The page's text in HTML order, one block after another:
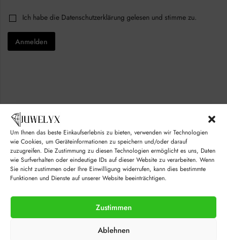
Um Ihnen das beste Einkaufserlebnis zu bieten, verwenden wir Technologien
wie Cookies, um Geräteinformationen zu speichern und/oder darauf
zuzugreifen. Die Zustimmung zu diesen Technologien ermöglicht es uns, Daten
wie Surfverhalten oder eindeutige IDs auf dieser Website zu verarbeiten. Wenn
Sie nicht zustimmen oder Ihre Einwilligung widerrufen, kann dies bestimmte
Funktionen und Dienste auf unserer Website beeinträchtigen.
Zustimmen
Ablehnen
lE
a
l
C
h
e
k
*
Ich habe die Datenschutzerklärung gelesen und stimme zu.
Anmelden